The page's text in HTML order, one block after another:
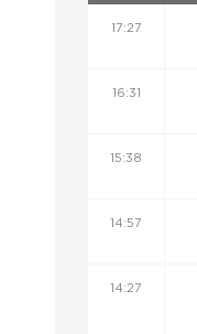
17:27
16:31
15:38
14:57
14:27